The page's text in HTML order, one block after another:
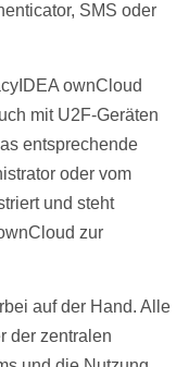
SMS oder
ownCloud
mit U2F-Geräten
entsprechende
oder vom
und steht
zur
auf der Hand. Alle
der zentralen